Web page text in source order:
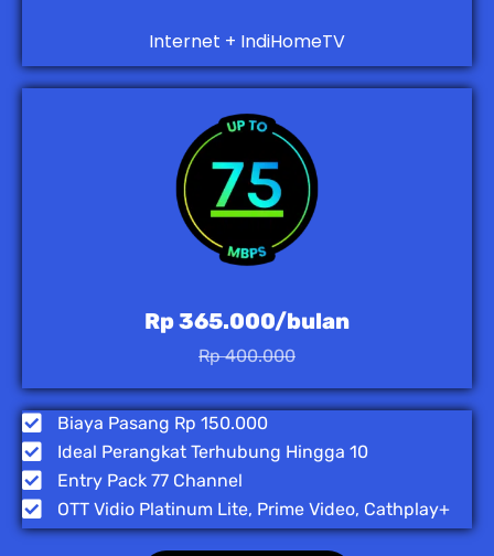
Internet + IndiHomeTV
Rp 365.000/bulan
Rp 400.000
Biaya Pasang Rp 150.000
Ideal Perangkat Terhubung Hingga 10
Entry Pack 77 Channel
OTT Vidio Platinum Lite, Prime Video, Cathplay+